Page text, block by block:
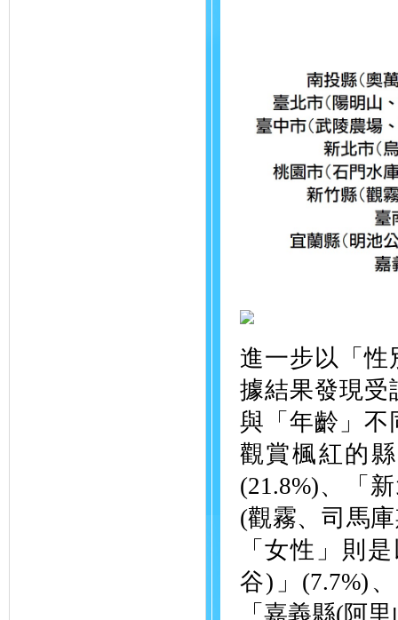
進一步以「
據結果發現受
與「年齡」不
觀賞楓紅的
(21.8%)、「
(觀霧、司馬
「女性」則
谷)」(7.7%)
「嘉義縣(阿